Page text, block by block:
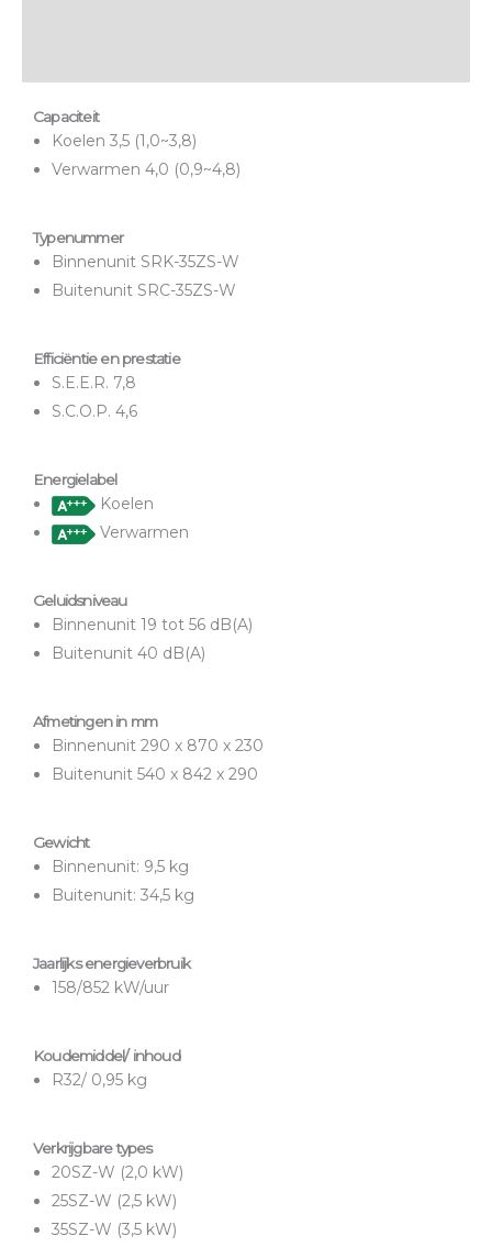
Capaciteit
Koelen 3,5 (1,0~3,8)
Verwarmen 4,0 (0,9~4,8)
Typenummer
Binnenunit SRK-35ZS-W
Buitenunit SRC-35ZS-W
Efficiëntie en prestatie
S.E.E.R. 7,8
S.C.O.P. 4,6
Energielabel
Koelen
Verwarmen
Geluidsniveau
Binnenunit 19 tot 56 dB(A)
Buitenunit 40 dB(A)
Afmetingen in mm
Binnenunit 290 x 870 x 230
Buitenunit 540 x 842 x 290
Gewicht
Binnenunit: 9,5 kg
Buitenunit: 34,5 kg
Jaarlijks energieverbruik
158/852 kW/uur
Koudemiddel/ inhoud
R32/ 0,95 kg
Verkrijgbare types
20SZ-W (2,0 kW)
25SZ-W (2,5 kW)
35SZ-W (3,5 kW)